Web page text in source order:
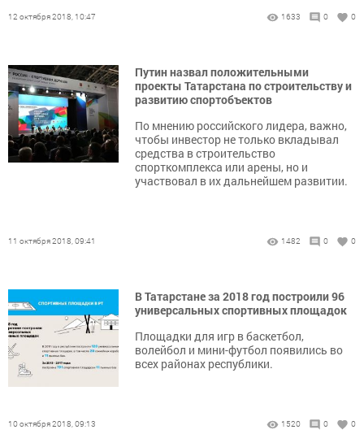
12 октября 2018, 10:47 1633 0 0
Путин назвал положительными
проекты Татарстана по строительству и
развитию спортобъектов
По мнению российского лидера, важно,
чтобы инвестор не только вкладывал
средства в строительство
спорткомплекса или арены, но и
участвовал в их дальнейшем развитии.
11 октября 2018, 09:41 1482 0 0
В Татарстане за 2018 год построили 96
универсальных спортивных площадок
Площадки для игр в баскетбол,
волейбол и мини-футбол появились во
всех районах республики.
10 октября 2018, 09:13 1520 0 0